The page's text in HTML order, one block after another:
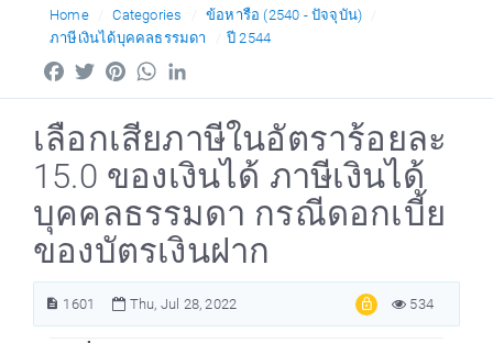
Ask a Question
Home Categories
ข้อหารือ (2540 - ปัจจุบัน)
ภาษีเงินได้บุคคลธรรมดา
ปี 2544
FacebookTwitterPinterestWhatsApp
เลือกเสียภาษีในอัตราร้อยละ
15.0 ของเงินได้ ภาษีเงินได้
บุคคลธรรมดา กรณีดอกเบี้ย
ของบัตรเงินฝาก
1601 Thu, Jul 28, 2022 534